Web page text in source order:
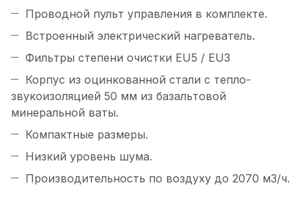
Проводной пульт управления в комплекте.
Встроенный электрический нагреватель.
Фильтры степени очистки EU5 / EU3
Корпус из оцинкованной стали с тепло-
звукоизоляцией 50 мм из базальтовой
минеральной ваты.
Компактные размеры.
Низкий уровень шума.
Производительность по воздуху до 2070 м3/ч.